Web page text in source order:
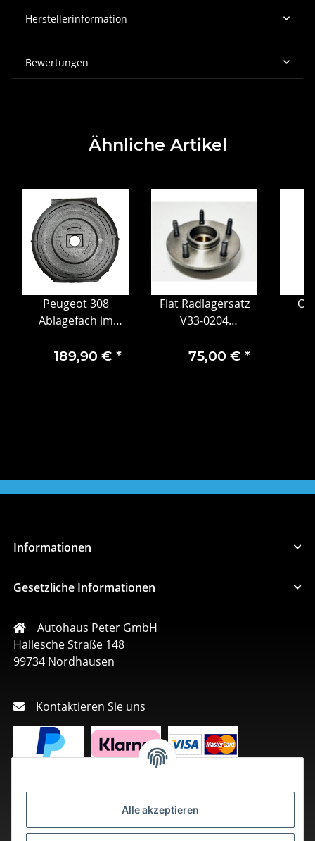
Alle akzeptieren
Herstellerinformation
Bewertungen
Ähnliche Artikel
Peugeot 308
Ablagefach im
Kofferraumschale
189,90 € *
Fiat Radlagersatz
V33-0204
75,00 € *
Informationen
Gesetzliche Informationen
Autohaus Peter GmbH
Hallesche Straße 148
99734 Nordhausen
Kontaktieren Sie uns